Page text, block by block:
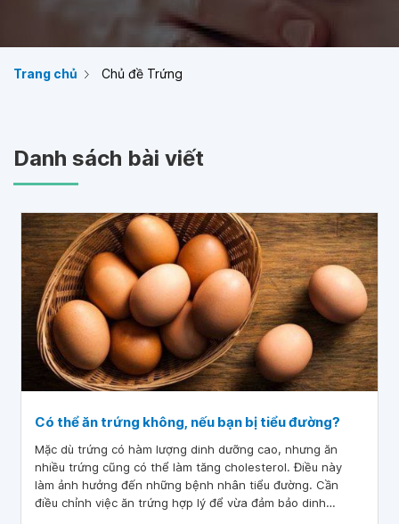
Trang chủ Chủ đề Trứng
Danh sách bài viết
Có thể ăn trứng không, nếu bạn bị tiểu đường?
Mặc dù trứng có hàm lượng dinh dưỡng cao, nhưng ăn
nhiều trứng cũng có thể làm tăng cholesterol. Điều này
làm ảnh hưởng đến những bệnh nhân tiểu đường. Cần
điều chỉnh việc ăn trứng hợp lý để vừa đảm bảo dinh